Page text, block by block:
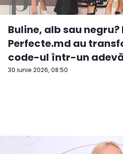
30 iunie 2026, 08:50
Buline, alb sau
Perfecte.md au
code-ul într-un
de...